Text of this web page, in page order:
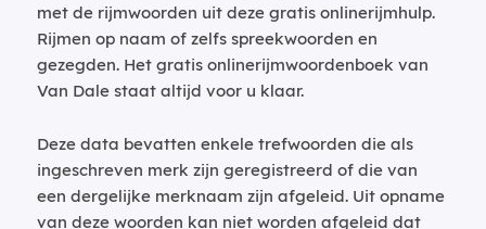
met de rijmwoorden uit deze gratis onlinerijmhulp.
Rijmen op naam of zelfs spreekwoorden en
gezegden. Het gratis onlinerijmwoordenboek van
Van Dale staat altijd voor u klaar.
Deze data bevatten enkele trefwoorden die als
ingeschreven merk zijn geregistreerd of die van
een dergelijke merknaam zijn afgeleid. Uit opname
van deze woorden kan niet worden afgeleid dat